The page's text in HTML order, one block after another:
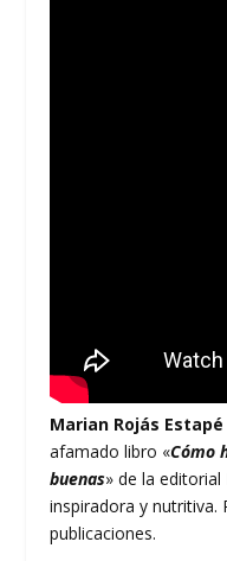
Marian Rojás Estapé
afamado libro «Cómo
buenas» de la editorial
inspiradora y nutritiva.
publicaciones.